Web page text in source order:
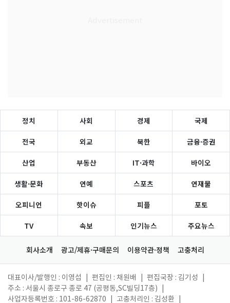
정치 사회 경제 국제
전국 외교 북한 금융·증권
산업 부동산 IT·과학 바이오
생활·문화 연예 스포츠 연재물
오피니언 핫이슈 피플 포토
TV 속보 인기뉴스 주요뉴스
회사소개 광고/제휴·구매문의 이용약관·정책 고충처리
대표이사/발행인 : 이영섭 편집인 : 채원배 편집국장 : 김기성
주소 : 서울시 종로구 종로 47 (공평동,SC빌딩17층)
사업자등록번호 : 101-86-62870
고충처리인 : 김성환